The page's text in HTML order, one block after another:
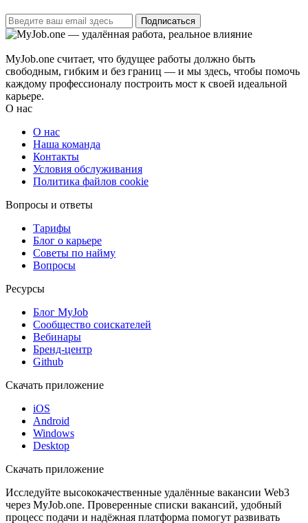
Подписаться
MyJob.one считает, что будущее работы должно быть
свободным, гибким и без границ — и мы здесь, чтобы помочь
каждому профессионалу построить мост к своей идеальной
карьере.
О нас
О нас
Наша команда
Контакты
Условия обслуживания
Политика файлов cookie
Вопросы и ответы
Тарифы
Блог о карьере
Советы по найму
Вопросы
Ресурсы
Блог MyJob
Сообщество соискателей
Вебинары
Бренд-центр
Github
Скачать приложение
iOS
Android
Windows
Desktop
Скачать приложение
Исследуйте высококачественные удалённые вакансии Web3
через MyJob.one. Проверенные списки вакансий, удобный
процесс подачи и надёжная платформа помогут развивать